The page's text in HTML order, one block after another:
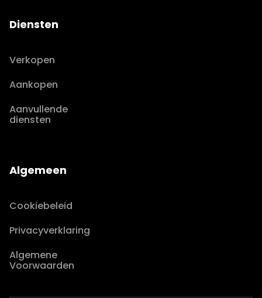
Diensten
Verkopen
Aankopen
Aanvullende
diensten
Algemeen
Cookiebeleid
Privacyverklaring
Algemene
Voorwaarden